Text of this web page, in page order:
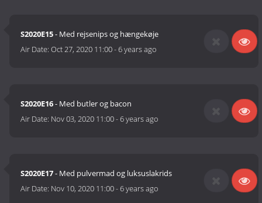
S2020E15- Med rejsenips og hængekøje
Air Date:Oct 27, 2020 11:00-6 years ago
S2020E16- Med butler og bacon
Air Date: Nov 03, 2020 11:00-6 years ago
S2020E17- Med pulvermad og luksuslakrids
Air Date: Nov 10, 2020 11:00-6 years ago